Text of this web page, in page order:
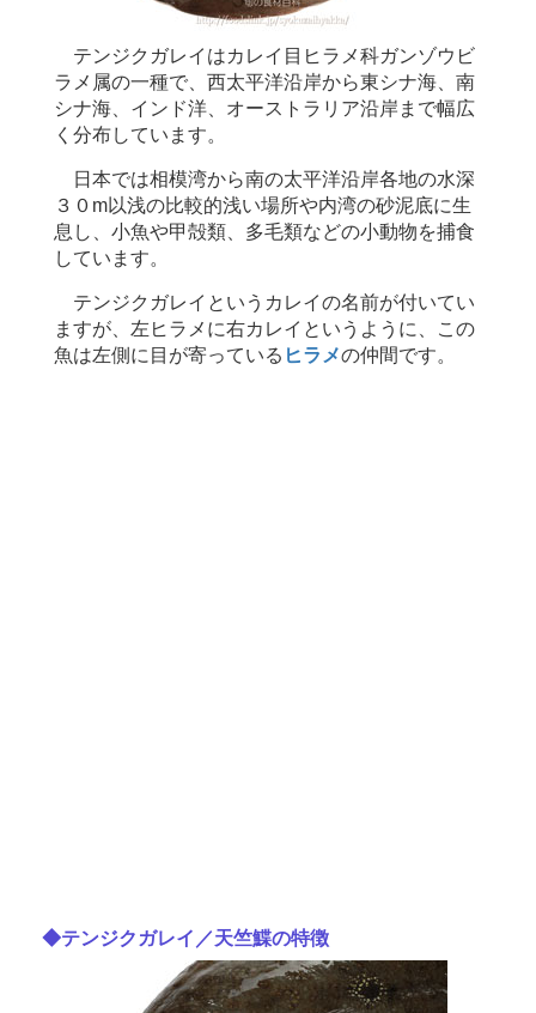
テンジクガレイはカレイ目ヒラメ科ガンゾウビ
ラメ属の一種で、西太平洋沿岸から東シナ海、南
シナ海、インド洋、オーストラリア沿岸まで幅広
く分布しています。
日本では相模湾から南の太平洋沿岸各地の水深
３０m以浅の比較的浅い場所や内湾の砂泥底に生
息し、小魚や甲殻類、多毛類などの小動物を捕食
しています。
テンジクガレイというカレイの名前が付いてい
ますが、左ヒラメに右カレイというように、この
魚は左側に目が寄っている ヒラメの仲間です。
◆テンジクガレイ／天竺鰈の特徴